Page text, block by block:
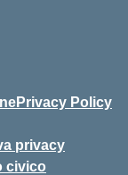
Privacy Policy
privacy
civico